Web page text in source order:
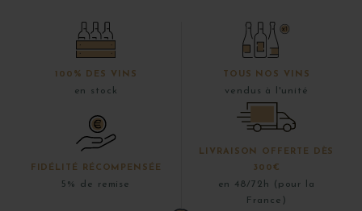
100% DES VINS
en stock
TOUS NOS VINS
vendus à l'unité
FIDÉLITÉ RÉCOMPENSÉE
5% de remise
LIVRAISON OFFERTE DÈS
300€
en 48/72h (pour la
France)